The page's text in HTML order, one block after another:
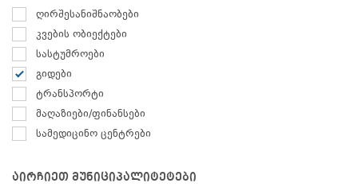
ღირშესანიშნაობები
კვების ობიექტები
სასტუმროები
გიდები
ტრანსპორტი
მაღაზიები/ფინანსები
სამედიცინო ცენტრები
აირჩიეთ მუნიციპალიტეტები